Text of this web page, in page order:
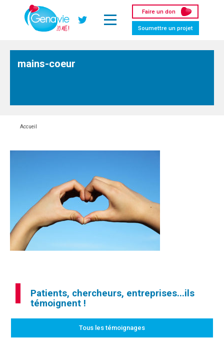
Twitter
Faire un don
Soumettre un projet
mains-coeur
Accueil
Patients, chercheurs, entreprises...ils
témoignent !
Tous les témoignages
Panneau de gestion des cookies